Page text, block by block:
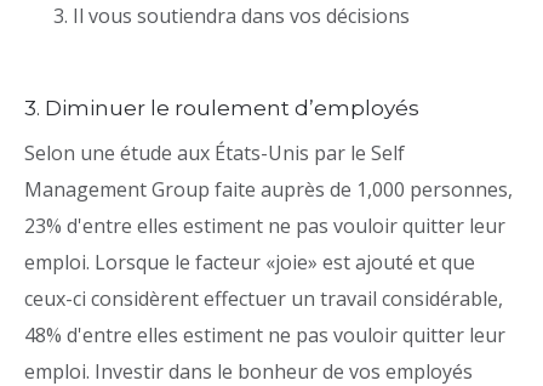
Il vous soutiendra dans vos décisions
3. Diminuer le roulement d’employés
Selon une étude aux États-Unis par le Self
Management Group faite auprès de 1,000 personnes,
23% d'entre elles estiment ne pas vouloir quitter leur
emploi. Lorsque le facteur «joie» est ajouté et que
ceux-ci considèrent effectuer un travail considérable,
48% d'entre elles estiment ne pas vouloir quitter leur
emploi. Investir dans le bonheur de vos employés